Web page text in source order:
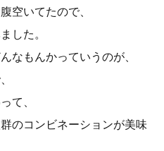
空いてたので、
した。
なもんかっていうのが、
て、
のコンビネーションが美味